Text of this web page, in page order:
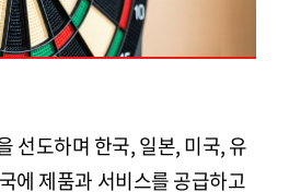
선도하며 한국, 일본, 미국, 유
에 제품과 서비스를 공급하고